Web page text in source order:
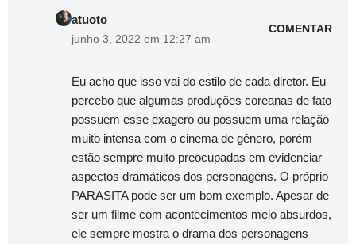
atuoto
junho 3, 2022 em 12:27 am
COMENTAR
Eu acho que isso vai do estilo de cada diretor. Eu
percebo que algumas produções coreanas de fato
possuem esse exagero ou possuem uma relação
muito intensa com o cinema de gênero, porém
estão sempre muito preocupadas em evidenciar
aspectos dramáticos dos personagens. O próprio
PARASITA pode ser um bom exemplo. Apesar de
ser um filme com acontecimentos meio absurdos,
ele sempre mostra o drama dos personagens